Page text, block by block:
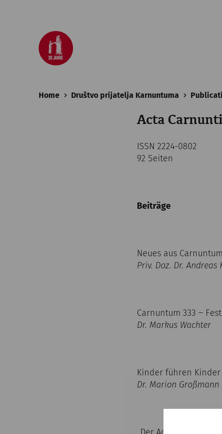
Home Društvo prijatelja Karnuntuma
Acta
ISSN 2224-0802
92 Seiten
Beiträge
Neues aus
Priv. Doz. Dr. Andreas
Carnuntum 333 ‒
Dr. Markus Wachter
Kinder führen Kinder
Dr. Marion Großmann